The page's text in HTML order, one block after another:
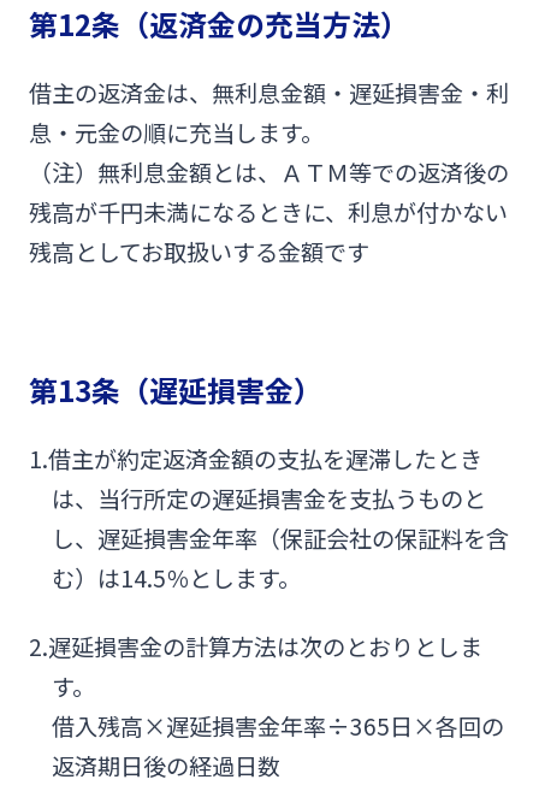
第12条（返済金の充当方法）
借主の返済金は、無利息金額・遅延損害金・利
息・元金の順に充当します。
（注）無利息金額とは、ＡＴＭ等での返済後の
残高が千円未満になるときに、利息が付かない
残高としてお取扱いする金額です
第13条（遅延損害金）
1.借主が約定返済金額の支払を遅滞したとき
は、当行所定の遅延損害金を支払うものと
し、遅延損害金年率（保証会社の保証料を含
む）は14.5％とします。
2.遅延損害金の計算方法は次のとおりとしま
す。
借入残高×遅延損害金年率÷365日×各回の
返済期日後の経過日数